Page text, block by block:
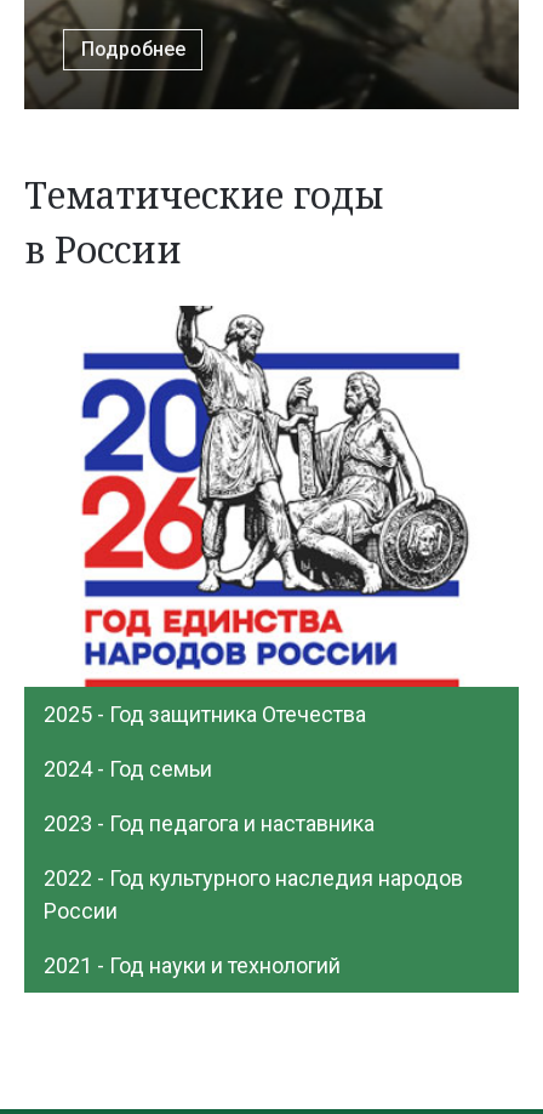
Подробнее
Тематические годы
в России
2025 - Год защитника Отечества
2024 - Год семьи
2023 - Год педагога и наставника
2022 - Год культурного наследия народов
России
2021 - Год науки и технологий